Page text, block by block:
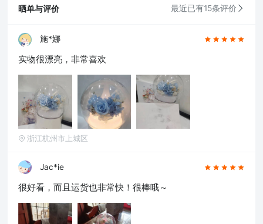
晒单与评价 最近已有15条评价
施*娜
实物很漂亮，非常喜欢
浙江杭州市上城区
Jac*ie
很好看，而且运货也非常快！很棒哦～